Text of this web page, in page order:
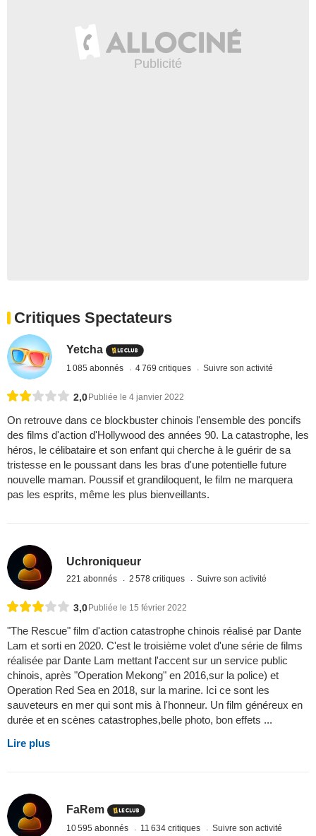
Critiques Spectateurs
Yetcha
1 085 abonnés 4 769 critiques Suivre son activité
2,0Publiée le 4 janvier 2022
On retrouve dans ce blockbuster chinois l'ensemble des poncifs
des films d'action d'Hollywood des années 90. La catastrophe, les
héros, le célibataire et son enfant qui cherche à le guérir de sa
tristesse en le poussant dans les bras d'une potentielle future
nouvelle maman. Poussif et grandiloquent, le film ne marquera
pas les esprits, même les plus bienveillants.
Uchroniqueur
221 abonnés 2 578 critiques Suivre son activité
3,0 Publiée le 15 février 2022
"The Rescue" film d'action catastrophe chinois réalisé par Dante
Lam et sorti en 2020. C'est le troisième volet d'une série de films
réalisée par Dante Lam mettant l'accent sur un service public
chinois, après "Operation Mekong" en 2016,sur la police) et
Operation Red Sea en 2018, sur la marine. Ici ce sont les
sauveteurs en mer qui sont mis à l'honneur. Un film généreux en
durée et en scènes catastrophes,belle photo, bon effets ...
Lire plus
FaRem
10 595 abonnés 11 634 critiques Suivre son activité